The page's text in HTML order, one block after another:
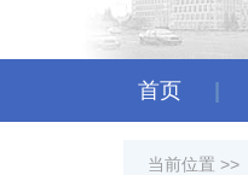
首页
当前位置 >>